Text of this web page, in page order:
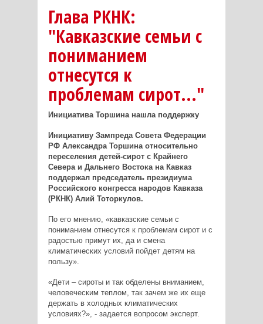
Глава РКНК:
"Кавказские семьи с
пониманием
отнесутся к
проблемам сирот..."
Инициатива Торшина нашла поддержку
Инициативу Зампреда Совета Федерации
РФ Александра Торшина относительно
переселения детей-сирот с Крайнего
Севера и Дальнего Востока на Кавказ
поддержал председатель президиума
Российского конгресса народов Кавказа
(РКНК) Алий Тоторкулов.
По его мнению, «кавказские семьи с
пониманием отнесутся к проблемам сирот и с
радостью примут их, да и смена
климатических условий пойдет детям на
пользу».
«Дети – сироты и так обделены вниманием,
человеческим теплом, так зачем же их еще
держать в холодных климатических
условиях?», - задается вопросом эксперт.